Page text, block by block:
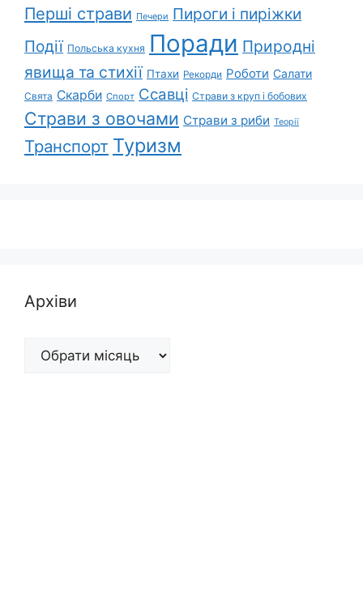
Перші страви Печери Пироги і пиріжки
Події Польська кухня Поради Природні
явища та стихії Птахи Рекорди Роботи Салати
Свята Скарби Спорт Ссавці Страви з круп і бобових
Страви з овочами Страви з риби Теорії
Транспорт Туризм
Архіви
Архіви